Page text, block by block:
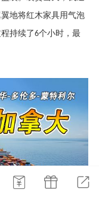
联谊
转让
地将红木家具用气泡
持续了6个小时，最